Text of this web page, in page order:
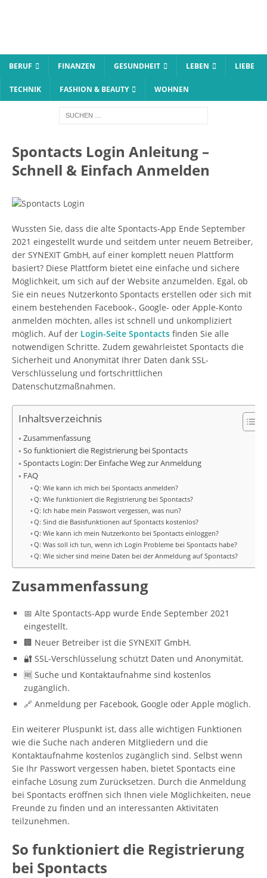
BERUF FINANZEN GESUNDHEIT LEBEN LIEBE
TECHNIK FASHION & BEAUTY WOHNEN
Spontacts Login Anleitung –
Schnell & Einfach Anmelden
Wussten Sie, dass die alte Spontacts-App Ende September
2021 eingestellt wurde und seitdem unter neuem Betreiber,
der SYNEXIT GmbH, auf einer komplett neuen Plattform
basiert? Diese Plattform bietet eine einfache und sichere
Möglichkeit, um sich auf der Website anzumelden. Egal, ob
Sie ein neues Nutzerkonto Spontacts erstellen oder sich mit
einem bestehenden Facebook-, Google- oder Apple-Konto
anmelden möchten, alles ist schnell und unkompliziert
möglich. Auf der Login-Seite Spontacts finden Sie alle
notwendigen Schritte. Zudem gewährleistet Spontacts die
Sicherheit und Anonymität Ihrer Daten dank SSL-
Verschlüsselung und fortschrittlichen
Datenschutzmaßnahmen.
Inhaltsverzeichnis
Zusammenfassung
So funktioniert die Registrierung bei Spontacts
Spontacts Login: Der Einfache Weg zur Anmeldung
FAQ
Q: Wie kann ich mich bei Spontacts anmelden?
Q: Wie funktioniert die Registrierung bei Spontacts?
Q: Ich habe mein Passwort vergessen, was nun?
Q: Sind die Basisfunktionen auf Spontacts kostenlos?
Q: Wie kann ich mein Nutzerkonto bei Spontacts einloggen?
Q: Was soll ich tun, wenn ich Login Probleme bei Spontacts habe?
Q: Wie sicher sind meine Daten bei der Anmeldung auf Spontacts?
Zusammenfassung
📅 Alte Spontacts-App wurde Ende September 2021
eingestellt.
🏢 Neuer Betreiber ist die SYNEXIT GmbH.
🔐 SSL-Verschlüsselung schützt Daten und Anonymität.
🆓 Suche und Kontaktaufnahme sind kostenlos
zugänglich.
🔗 Anmeldung per Facebook, Google oder Apple möglich.
Ein weiterer Pluspunkt ist, dass alle wichtigen Funktionen
wie die Suche nach anderen Mitgliedern und die
Kontaktaufnahme kostenlos zugänglich sind. Selbst wenn
Sie Ihr Passwort vergessen haben, bietet Spontacts eine
einfache Lösung zum Zurücksetzen. Durch die Anmeldung
bei Spontacts eröffnen sich Ihnen viele Möglichkeiten, neue
Freunde zu finden und an interessanten Aktivitäten
teilzunehmen.
So funktioniert die Registrierung
bei Spontacts